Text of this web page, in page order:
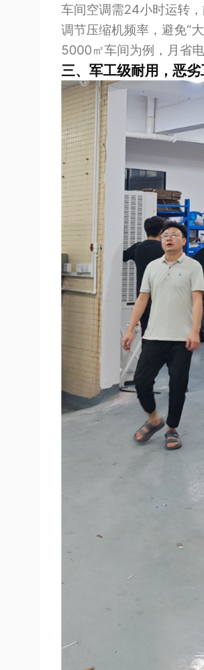
车间空调需24小时运转
调节压缩机频率，避免“
5000㎡车间为例，月省
三、军工级耐用，恶